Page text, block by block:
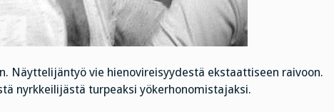
Näyttelijäntyö vie hienovireisyydestä ekstaattiseen raivoon.
nyrkkeilijästä turpeaksi yökerhonomistajaksi.